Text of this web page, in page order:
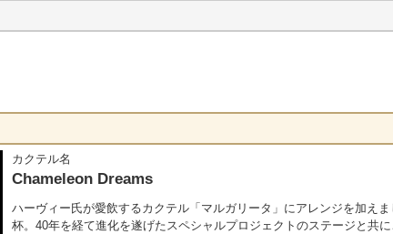
カクテル名
Chameleon Dreams
ハーヴィー氏が愛飲するカクテル「マルガリータ」にアレンジを加え
杯。40年を経て進化を遂げたスペシャルプロジェクトのステージと共に